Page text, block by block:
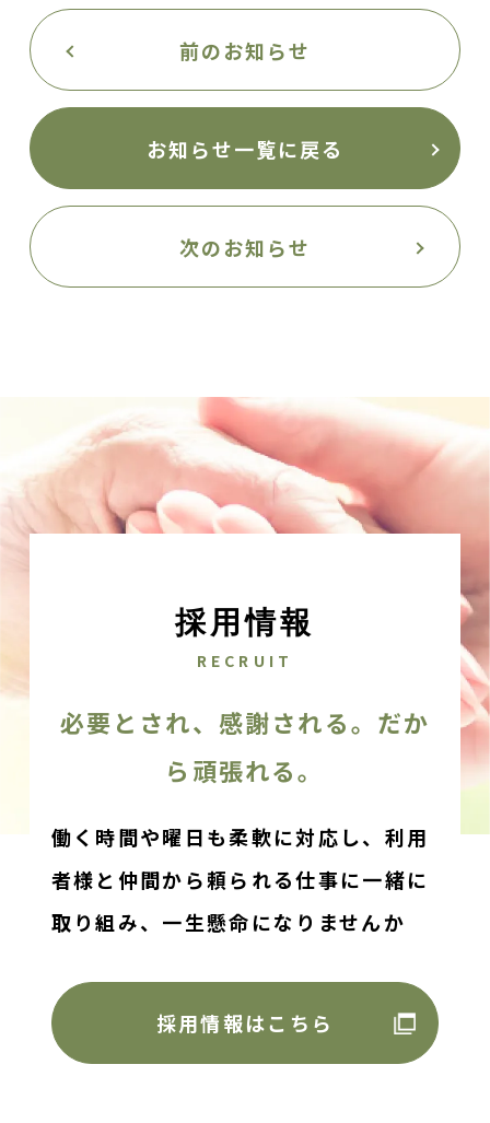
前のお知らせ
お知らせ一覧に戻る
次のお知らせ
採用情報
RECRUIT
必要とされ、感謝される。だか
ら頑張れる。
働く時間や曜日も柔軟に対応し、利用
者様と仲間から頼られる仕事に一緒に
取り組み、 一生懸命になりませんか
採用情報はこちら